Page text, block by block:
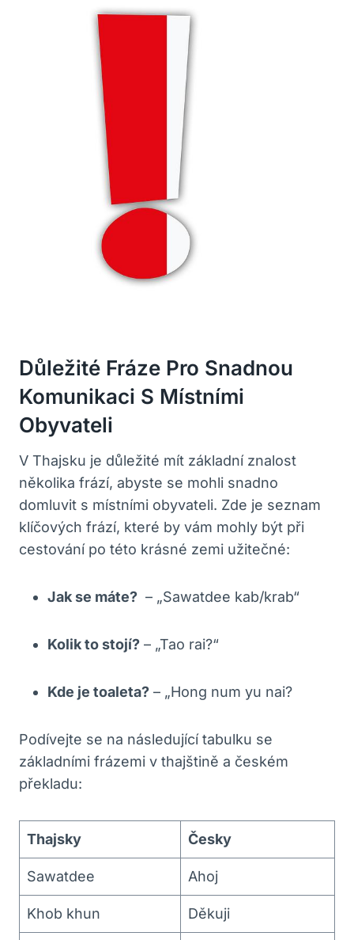
Důležité Fráze Pro Snadnou
Komunikaci S Místními
Obyvateli
V Thajsku je důležité mít základní znalost
několika frází, abyste se mohli snadno
domluvit s místními obyvateli. Zde je seznam
klíčových frází, které by ‌vám mohly být ‍při
cestování po této ‌krásné zemi‍ užitečné:
Jak se máte? ‍ – „Sawatdee kab/krab“
Kolik‌ to stojí? – „Tao rai?“
Kde je toaleta? – „Hong num yu nai?
Podívejte se na​ následující tabulku se
základními frázemi v thajštině a ​českém
překladu:
Thajsky Česky
Sawatdee Ahoj
Khob khun Děkuji